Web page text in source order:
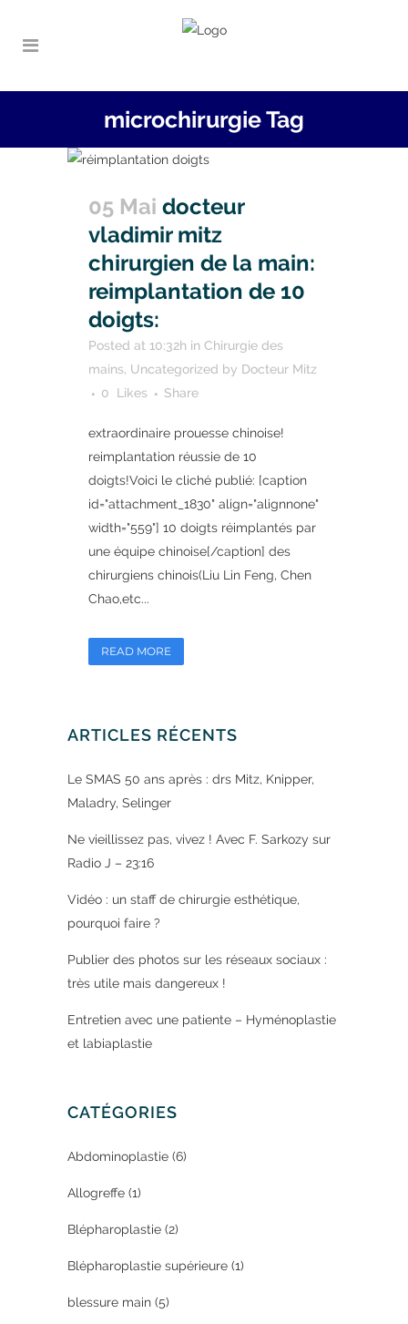
microchirurgie Tag
05 Mai docteur
vladimir mitz
chirurgien de la main:
reimplantation de 10
doigts:
Posted at 10:32h in Chirurgie des
mains, Uncategorized by Docteur Mitz
0
Likes Share
extraordinaire prouesse chinoise!
reimplantation réussie de 10
doigts!Voici le cliché publié: [caption
id="attachment_1830" align="alignnone"
width="559"] 10 doigts réimplantés par
une équipe chinoise[/caption] des
chirurgiens chinois(Liu Lin Feng, Chen
Chao,etc...
READ MORE
ARTICLES RÉCENTS
Le SMAS 50 ans après : drs Mitz, Knipper,
Maladry, Selinger
Ne vieillissez pas, vivez ! Avec F. Sarkozy sur
Radio J – 23:16
Vidéo : un staff de chirurgie esthétique,
pourquoi faire ?
Publier des photos sur les réseaux sociaux :
très utile mais dangereux !
Entretien avec une patiente – Hyménoplastie
et labiaplastie
CATÉGORIES
Abdominoplastie (6)
Allogreffe (1)
Blépharoplastie (2)
Blépharoplastie supérieure (1)
blessure main (5)